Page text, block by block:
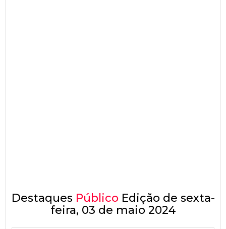
Destaques Público Edição de sexta-
feira, 03 de maio 2024